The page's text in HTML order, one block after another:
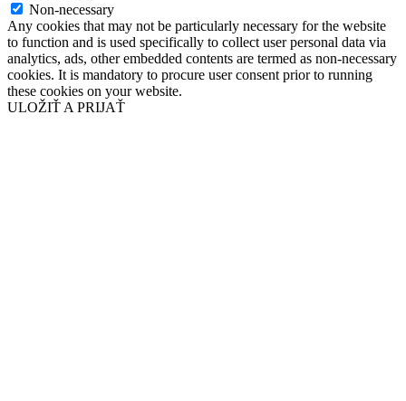
Non-necessary
Any cookies that may not be particularly necessary for the website
to function and is used specifically to collect user personal data via
analytics, ads, other embedded contents are termed as non-necessary
cookies. It is mandatory to procure user consent prior to running
these cookies on your website.
ULOŽIŤ A PRIJAŤ